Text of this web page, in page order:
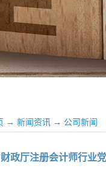
→ 新闻资讯 → 公司新闻
政厅注册会计师行业